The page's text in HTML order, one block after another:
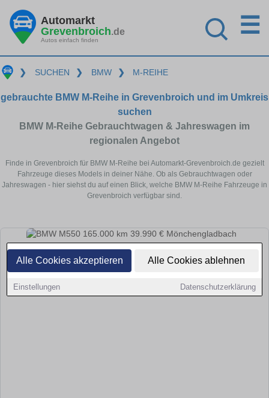
Alle Cookies akzeptieren Alle Cookies ablehnen
Einstellungen Datenschutzerklärung
Automarkt
Grevenbroich.de
Autos einfach finden
☰
❯ SUCHEN ❯ BMW ❯ M-REIHE
gebrauchte BMW M-Reihe in Grevenbroich und im Umkreis
suchen
BMW M-Reihe Gebrauchtwagen & Jahreswagen im
regionalen Angebot
Finde in Grevenbroich für BMW M-Reihe bei Automarkt-Grevenbroich.de gezielt
Fahrzeuge dieses Models in deiner Nähe. Ob als Gebrauchtwagen oder
Jahreswagen - hier siehst du auf einen Blick, welche BMW M-Reihe Fahrzeuge in
Grevenbroich verfügbar sind.